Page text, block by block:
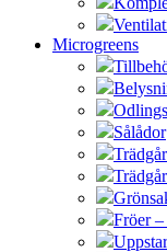
Microgreens
Sålådor
Fröer